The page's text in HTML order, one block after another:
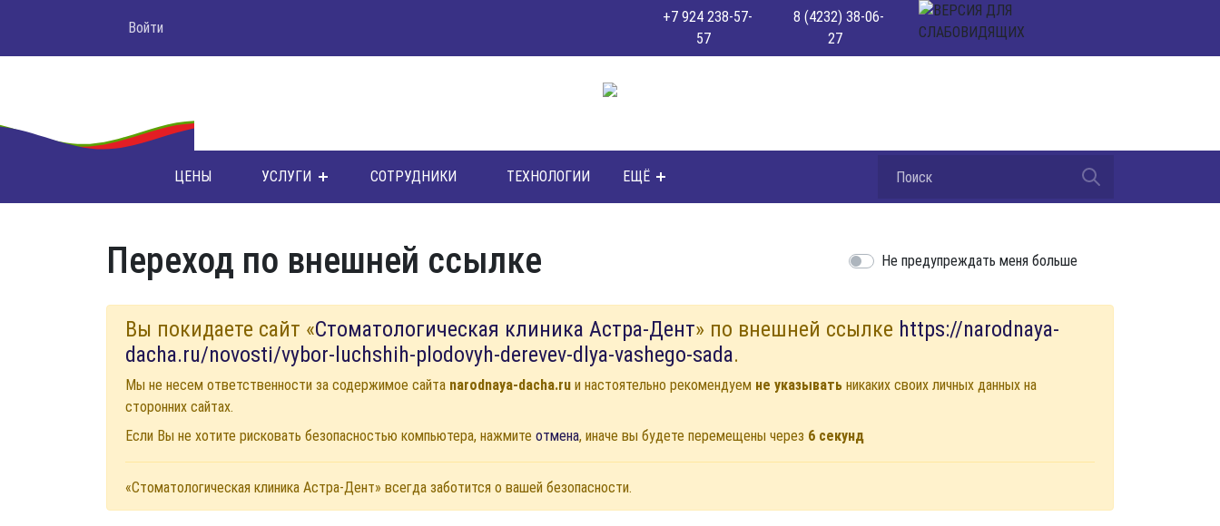
Войти
+7 924 238-57-
57
8 (4232) 38-06-
27
ЦЕНЫ УСЛУГИ СОТРУДНИКИ ТЕХНОЛОГИИ ЕЩЁ
Переход по внешней ссылке Не предупреждать меня больше
Вы покидаете сайт «Стоматологическая клиника Астра-Дент» по внешней ссылке https://narodnaya-
dacha.ru/novosti/vybor-luchshih-plodovyh-derevev-dlya-vashego-sada.
Мы не несем ответственности за содержимое сайта narodnaya-dacha.ru и настоятельно рекомендуем не указывать никаких своих личных данных на
сторонних сайтах.
Если Вы не хотите рисковать безопасностью компьютера, нажмите отмена, иначе вы будете перемещены через 6 секунд
«Стоматологическая клиника Астра-Дент» всегда заботится о вашей безопасности.